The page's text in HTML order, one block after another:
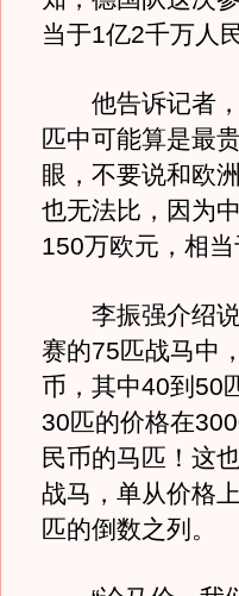
当于1亿2千万人
他告诉记者，“
匹中可能算是最
眼，不要说和欧
也无法比，因为
150万欧元，相当
李振强介绍说
赛的75匹战马中
币，其中40到50
30匹的价格在
民币的马匹！这
战马，单从价格
匹的倒数之列。